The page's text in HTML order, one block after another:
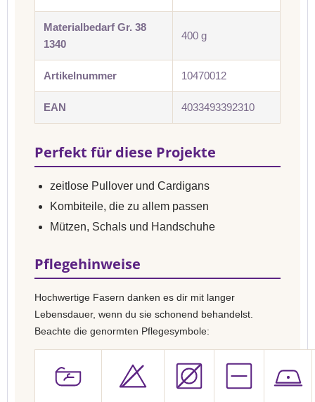
Materialbedarf Gr. 38
1340
400 g
Artikelnummer 10470012
EAN 4033493392310
Perfekt für diese Projekte
zeitlose Pullover und Cardigans
Kombiteile, die zu allem passen
Mützen, Schals und Handschuhe
Pflegehinweise
Hochwertige Fasern danken es dir mit langer
Lebensdauer, wenn du sie schonend behandelst.
Beachte die genormten Pflegesymbole: